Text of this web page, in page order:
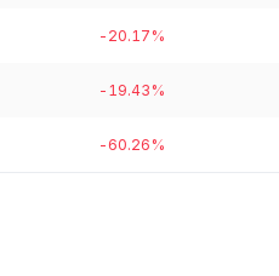
-20.17%
-19.43%
-60.26%